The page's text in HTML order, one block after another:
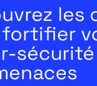
les